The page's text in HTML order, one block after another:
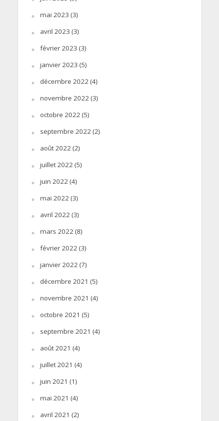
mai 2023 (3)
avril 2023 (3)
février 2023 (3)
janvier 2023 (5)
décembre 2022(4)
novembre 2022(3)
octobre 2022(5)
septembre 2022(2)
août 2022(2)
juillet 2022(5)
juin 2022(4)
mai 2022(3)
avril 2022(3)
mars 2022(8)
février 2022(3)
janvier 2022(7)
décembre 2021 (5)
novembre 2021 (4)
octobre 2021 (5)
septembre 2021 (4)
août 2021 (4)
juillet 2021 (4)
juin 2021 (1)
mai 2021 (4)
avril 2021 (2)